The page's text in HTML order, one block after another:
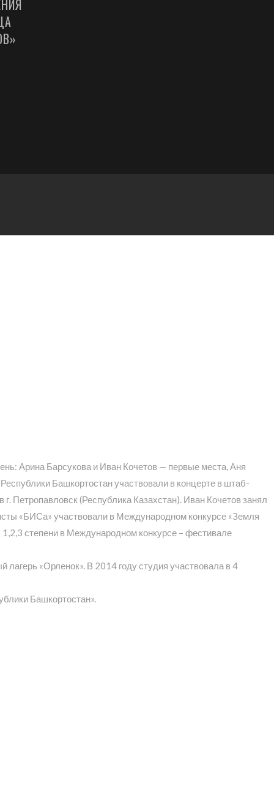
Арина Барсукова и Иван Кочетов — первые места, Аня
Башкортостан участвовали в концерте в штаб-
Петропавловск (Республика Казахстан). Иван Кочетов занял
«БИСа» участвовали в Международном конкурсе «Земля
1,2,3 степени в Международном конкурсе – фестивале
«Орленок». В 2014 году студия участвовала в 4
Башкортостан».